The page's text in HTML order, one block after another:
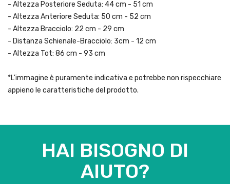
- Altezza Posteriore Seduta: 44 cm - 51 cm
- Altezza Anteriore Seduta: 50 cm - 52 cm
- Altezza Bracciolo: 22 cm - 29 cm
- Distanza Schienale-Bracciolo: 3cm - 12 cm
- Altezza Tot: 86 cm - 93 cm
*L'immagine è puramente indicativa e potrebbe non rispecchiare
appieno le caratteristiche del prodotto.
HAI BISOGNO DI
AIUTO?